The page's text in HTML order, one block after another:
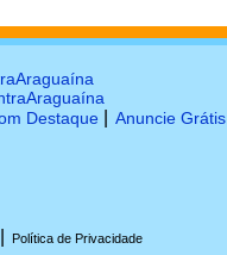
Destaque Anuncie Grátis
Política de Privacidade